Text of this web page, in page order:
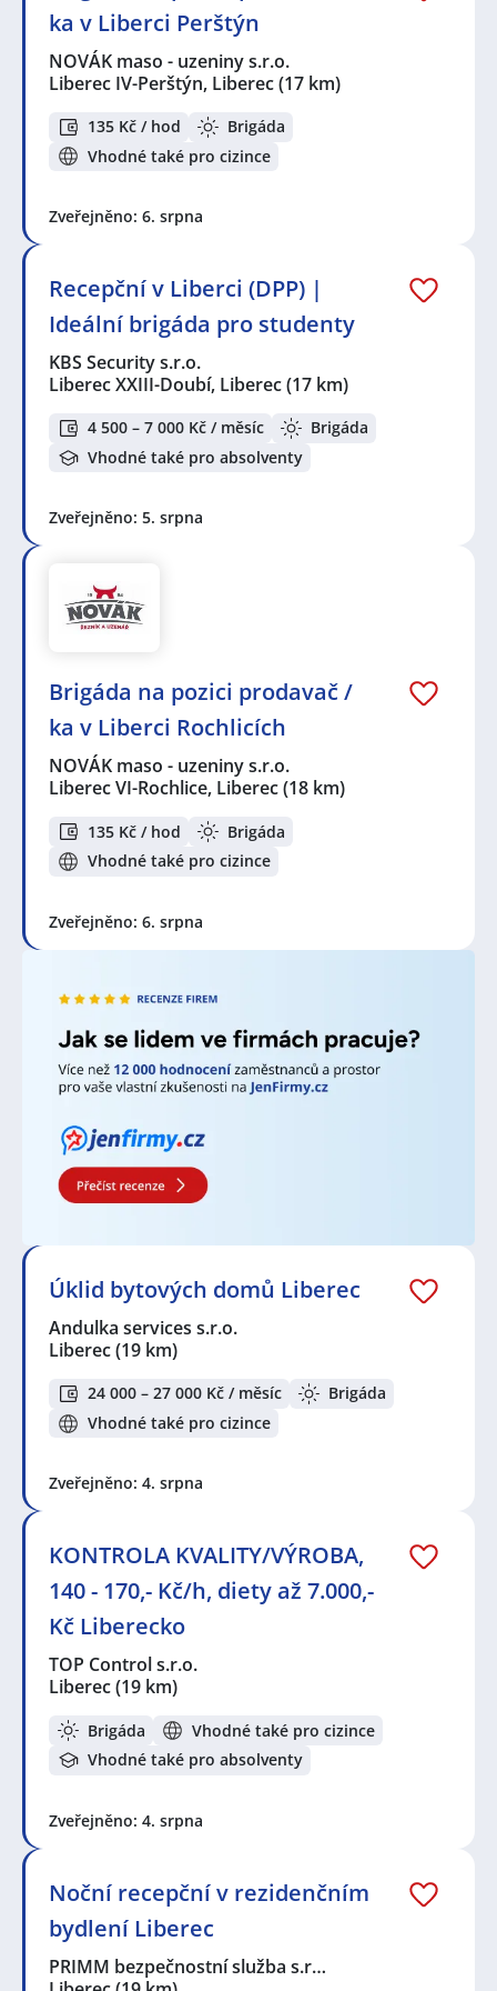
Seznam zobrazených firem s inzercí dle nastavené
filtrace:
KPK sport s.r.o.,PRAKTIK system s.r.o.
uzeniny s.r.o.,KBS Security s.r.o.,Andulka services
s.r.o.,TOP Control s.r.o.,PRIMM bezpečnostní služba
s.r.o.,První novinová společnost a.s.
s.r.o.,FRANKOS GROUP s.r.o.
spol. s r.o.,Shoebox CZ s.r.o.
Seznam lokalit v zobrazených inzerátech:
Celá ČR,Stráž pod Ralskem
Liberec
Rochlice, Liberec
Liberec , Rumburk
Jablonec nad
Nisou,Příšovice, Turnov ,Mladá Boleslav
Rokytnice
nad Jizerou, Děčín
ka v Liberci Perštýn
NOVÁK maso - uzeniny s.r.o.
Liberec IV-Perštýn, Liberec(17 km)
135 Kč / hod
Brigáda
Vhodné také pro cizince
Zveřejněno: 6. srpna
Recepční v Liberci (DPP) |
Ideální brigáda pro studenty
KBS Security s.r.o.
Liberec XXIII-Doubí, Liberec(17 km)
4 500 – 7 000 Kč / měsíc
Brigáda
Vhodné také pro absolventy
Zveřejněno: 5. srpna
Brigáda na pozici prodavač /
ka v Liberci Rochlicích
NOVÁK maso - uzeniny s.r.o.
Liberec VI-Rochlice, Liberec(18 km)
135 Kč / hod
Brigáda
Vhodné také pro cizince
Zveřejněno: 6. srpna
Úklid bytových domů Liberec
Andulka services s.r.o.
Liberec(19 km)
24 000 – 27 000 Kč / měsíc
Brigáda
Vhodné také pro cizince
Zveřejněno: 4. srpna
KONTROLA KVALITY/VÝROBA,
140 - 170,- Kč/h, diety až 7.000,-
Kč Liberecko
TOP Control s.r.o.
Liberec(19 km)
Brigáda
Vhodné také pro cizince
Vhodné také pro absolventy
Zveřejněno: 4. srpna
Noční recepční v rezidenčním
bydlení Liberec
PRIMM bezpečnostní služba s.r…